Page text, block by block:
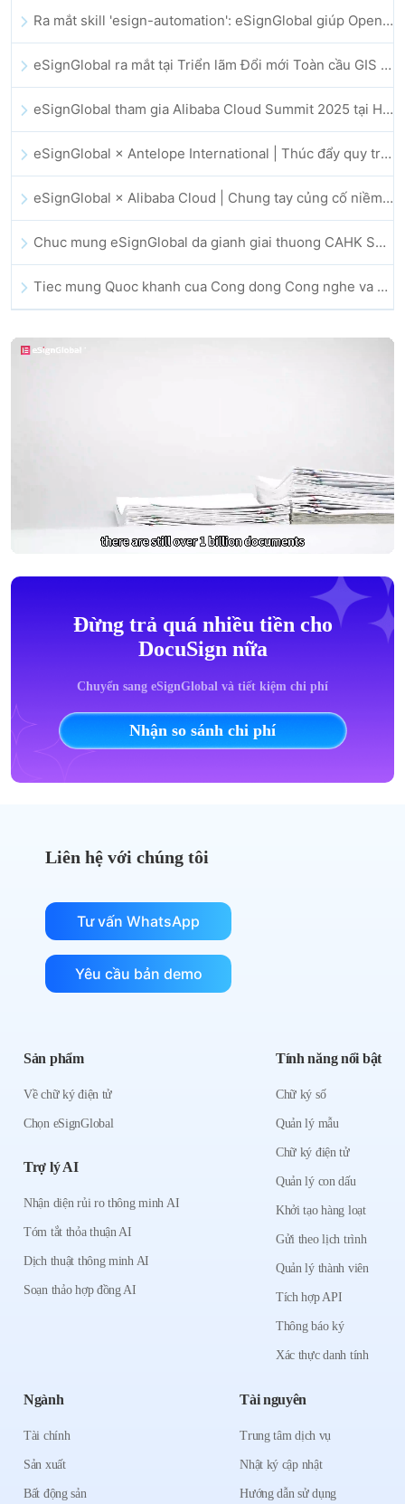
Ra mắt skill 'esign-automation': eSignGlobal giúp OpenClaw triển khai chữ ký điện tử tự động
eSignGlobal ra mắt tại Triển lãm Đổi mới Toàn cầu GIS 2025
eSignGlobal tham gia Alibaba Cloud Summit 2025 tại Hong Kong, thúc đẩy đổi mới đám mây do AI dẫn dắt và niềm tin số
eSignGlobal × Antelope International | Thúc đẩy quy trình làm việc số an toàn và vận hành bởi AI
eSignGlobal × Alibaba Cloud | Chung tay củng cố niềm tin số toàn cầu cho lĩnh vực fintech
Chuc mung eSignGlobal da gianh giai thuong CAHK STAR Award 2025
Tiec mung Quoc khanh cua Cong dong Cong nghe va Doi moi sang tao Hong Kong
Đừng trả quá nhiều tiền cho
DocuSign nữa
Chuyển sang eSignGlobal và tiết kiệm chi phí
Nhận so sánh chi phí
Liên hệ với chúng tôi
Tư vấn WhatsApp
Yêu cầu bản demo
Sản phẩm
Về chữ ký điện tử
Chọn eSignGlobal
Trợ lý AI
Nhận diện rủi ro thông minh AI
Tóm tắt thỏa thuận AI
Dịch thuật thông minh AI
Soạn thảo hợp đồng AI
Tính năng nổi bật
Chữ ký số
Quản lý mẫu
Chữ ký điện tử
Quản lý con dấu
Khởi tạo hàng loạt
Gửi theo lịch trình
Quản lý thành viên
Tích hợp API
Thông báo ký
Xác thực danh tính
Ngành
Tài chính
Sản xuất
Bất động sản
Tài nguyên
Trung tâm dịch vụ
Nhật ký cập nhật
Hướng dẫn sử dụng